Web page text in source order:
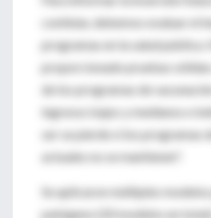
continúe, debemos evaluar el
programas en la salud pública.
proporcionado pruebas
de los programas de
ingresos bajos y medianos e
ser se pierde si los programas
actuales no se mantienen".
Se aplicaron múltiples
patógeno (20 modelos en